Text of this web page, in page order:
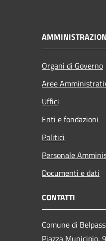
Organi di Governo
Aree
Uffici
Enti e fondazioni
Politici
Personale
Documenti e dati
CONTATTI
Comune di
Piazza Municipio,